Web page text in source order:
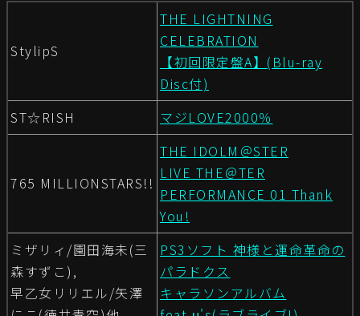
StylipS
THE LIGHTNING
CELEBRATION
【初回限定盤A】(Blu-ray
Disc付)
ST☆RISH
マジLOVE2000％
765 MILLIONSTARS!!
THE IDOLM＠STER
LIVE THE＠TER
PERFORMANCE 01 Thank
You!
ミザリィ/園田海未(三
森すずこ),
早乙女リリエル/矢澤
PS3ソフト 神様と運命革命の
パラドクス
キャラソンアルバム